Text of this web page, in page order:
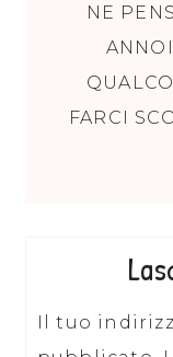
NE
FARCI
Il tuo